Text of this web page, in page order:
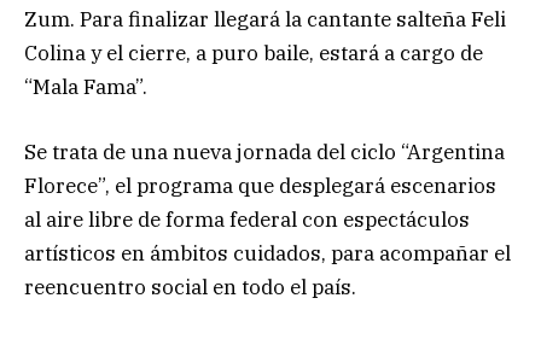
Zum. Para finalizar llegará la cantante salteña Feli
Colina y el cierre, a puro baile, estará a cargo de
“Mala Fama”.
Se trata de una nueva jornada del ciclo “Argentina
Florece”, el programa que desplegará escenarios
al aire libre de forma federal con espectáculos
artísticos en ámbitos cuidados, para acompañar el
reencuentro social en todo el país.